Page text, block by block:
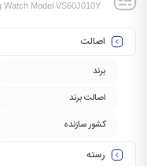
Watch Model VS60J010Y
اصالت
برند
اصالت برند
کشور سازنده
رسته